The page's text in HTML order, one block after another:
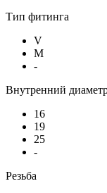
Тип фитинга
V
M
-
Внутренний
16
19
25
-
Резьба